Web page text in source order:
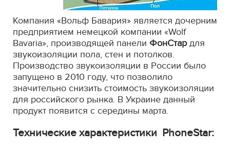
Компания «Вольф Бавария» является дочерним
предприятием немецкой компании «Wolf
Bavaria», производящей панели ФонСтардля
звукоизоляции пола, стен и потолков.
Производство звукоизоляции в России было
запущено в 2010 году, что позволило
значительно снизить стоимость звукоизоляции
для российского рынка. В Украине данный
продукт появится с середины марта.
Технические характеристики PhoneStar: